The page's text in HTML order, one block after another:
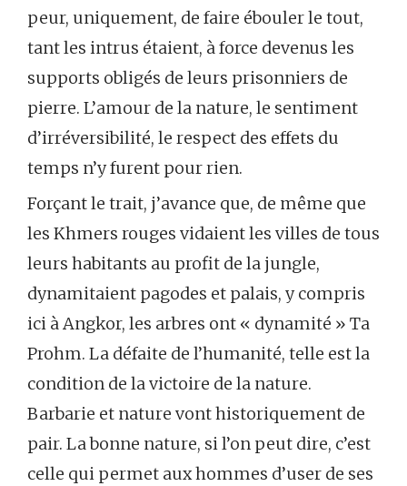
peur, uniquement, de faire ébouler le tout,
tant les intrus étaient, à force devenus les
supports obligés de leurs prisonniers de
pierre. L’amour de la nature, le sentiment
d’irréversibilité, le respect des effets du
temps n’y furent pour rien.
Forçant le trait, j’avance que, de même que
les Khmers rouges vidaient les villes de tous
leurs habitants au profit de la jungle,
dynamitaient pagodes et palais, y compris
ici à Angkor, les arbres ont « dynamité » Ta
Prohm. La défaite de l’humanité, telle est la
condition de la victoire de la nature.
Barbarie et nature vont historiquement de
pair. La bonne nature, si l’on peut dire, c’est
celle qui permet aux hommes d’user de ses